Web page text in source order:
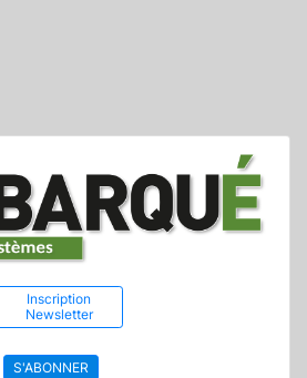
Inscription
Newsletter
S'ABONNER